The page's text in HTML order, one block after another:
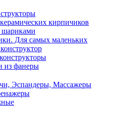
кирпичиков
шариками
Для самых маленьких
из фанеры
Эспандеры, Массажеры